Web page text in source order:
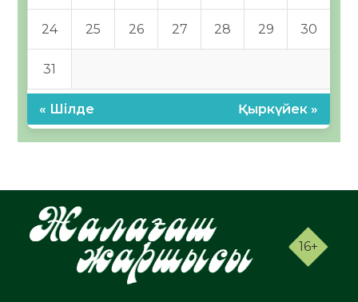
24 25 26 27 28 29 30
31
« Шілде Қыркүйек »
16+